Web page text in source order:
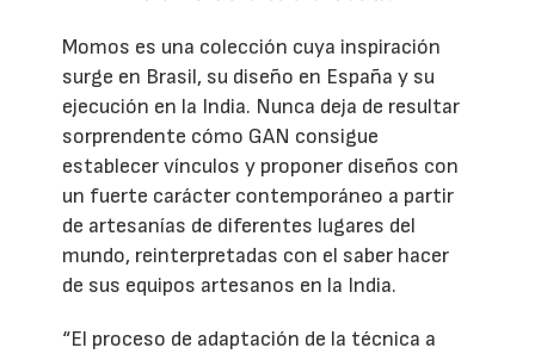
Momos es una colección cuya inspiración
surge en Brasil, su diseño en España y su
ejecución en la India. Nunca deja de resultar
sorprendente cómo GAN consigue
establecer vínculos y proponer diseños con
un fuerte carácter contemporáneo a partir
de artesanías de diferentes lugares del
mundo, reinterpretadas con el saber hacer
de sus equipos artesanos en la India.
“El proceso de adaptación de la técnica a